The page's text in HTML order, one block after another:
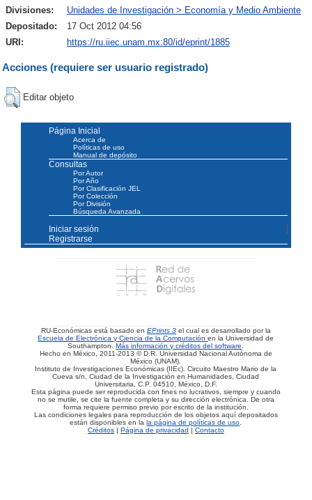
Divisiones:
Unidades de Investigación > Economía y Medio Ambiente
Depositado:
17 Oct 2012 04:56
URI:
https://ru.iiec.unam.mx:80/id/eprint/1885
Acciones (requiere ser usuario registrado)
Editar objeto
Página Inicial
Acerca de
Políticas de uso
Manual de depósito
Consultas
Por Autor
Por Año
Por Clasificación JEL
Por Colección
Por División
Búsqueda Avanzada
Iniciar sesión
Registrarse
RU-Económicas está basado en EPrints 3 el cual es desarrollado por la
Escuela de Electrónica y Ciencia de la Computaciónen la Universidad de
Southampton.Más información y créditos del software.
Hecho en México, 2011-2013 © D.R. Universidad Nacional Autónoma de
México (UNAM).
Instituto de Investigaciones Económicas (IIEc). Circuito Maestro Mario de la
Cueva s/n, Ciudad de la Investigación en Humanidades, Ciudad
Universitaria, C.P. 04510, México, D.F.
Esta página puede ser reproducida con fines no lucrativos, siempre y cuando
no se mutile, se cite la fuente completa y su dirección electrónica. De otra
forma requiere permiso previo por escrito de la institución.
Las condiciones legales para reproducción de los objetos aquí depositados
están disponibles en lala página de políticas de uso.
Créditos| Página de privacidad | Contacto